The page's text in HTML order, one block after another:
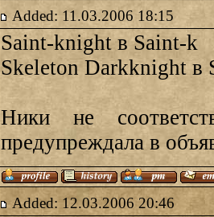
Added: 11.03.2006 18:15
Saint-knight в Saint-k
Skeleton Darkknight в
Ники не
предупреждала в
Added: 12.03.2006 20:46